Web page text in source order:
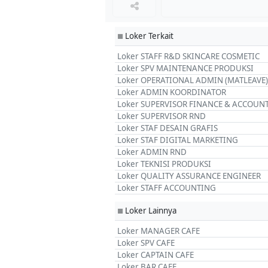
■ Loker Terkait
Loker STAFF R&D SKINCARE COSMETIC
Loker SPV MAINTENANCE PRODUKSI
Loker OPERATIONAL ADMIN (MATLEAVE)
Loker ADMIN KOORDINATOR
Loker SUPERVISOR FINANCE &
Loker SUPERVISOR RND
Loker STAF DESAIN GRAFIS
Loker STAF DIGITAL MARKETING
Loker ADMIN RND
Loker TEKNISI PRODUKSI
Loker QUALITY ASSURANCE ENGINEER
Loker STAFF ACCOUNTING
■ Loker Lainnya
Loker MANAGER CAFE
Loker SPV CAFE
Loker CAPTAIN CAFE